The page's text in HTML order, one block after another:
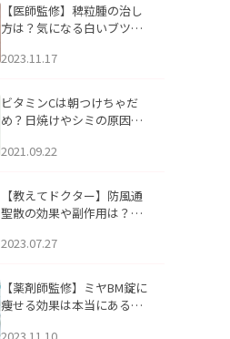
【医師監修】稗粒腫の治し
方は？気になる白いブツブ
アについて
2023.11.17
ビタミンCは朝つけちゃだ
め？日焼けやシミの原因に
2021.09.22
【教えてドクター】防風通
聖散の効果や副作用は？長
2023.07.27
【薬剤師監修】ミヤBM錠に
痩せる効果は本当にある